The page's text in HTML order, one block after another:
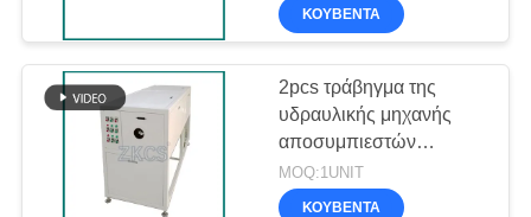
ΚΟΥΒΈΝΤΑ
2pcs τράβηγμα της
υδραυλικής μηχανής
αποσυμπιεστών
σωλήνων κυλίνδρων
MOQ:1UNIT
ΚΟΥΒΈΝΤΑ